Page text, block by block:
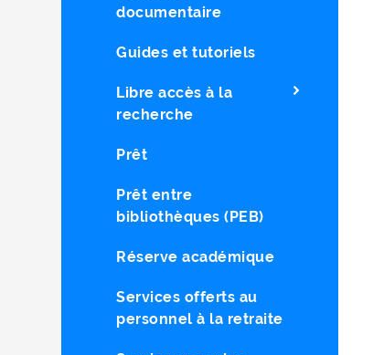
documentaire
Guides et tutoriels
Libre accès à la
recherche
Prêt
Prêt entre
bibliothèques (PEB)
Réserve académique
Services offerts au
personnel à la retraite